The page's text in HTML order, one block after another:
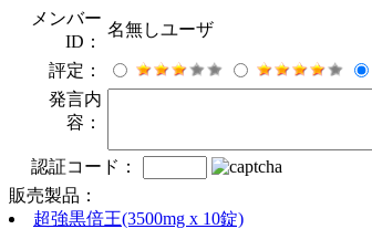
メンバー
ID：
名無しユーザ
評定：
発言内
容：
認証コード：
販売製品：
超強黒倍王(3500mg x 10錠)